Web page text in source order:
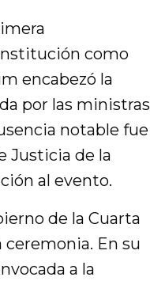
como
encabezó la
por las ministras
notable fue
Justicia de la
al evento.
de la Cuarta
En su
a la